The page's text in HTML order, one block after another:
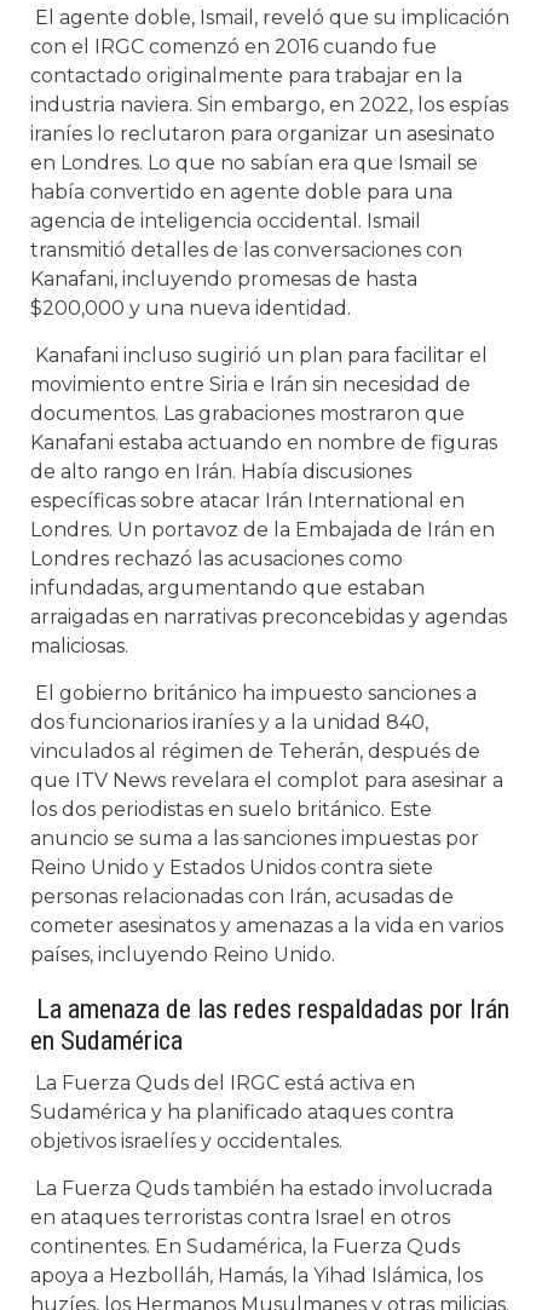
El agente doble, Ismail, reveló que su implicación
con el IRGC comenzó en 2016 cuando fue
contactado originalmente para trabajar en la
industria naviera. Sin embargo, en 2022, los espías
iraníes lo reclutaron para organizar un asesinato
en Londres. Lo que no sabían era que Ismail se
había convertido en agente doble para una
agencia de inteligencia occidental. Ismail
transmitió detalles de las conversaciones con
Kanafani, incluyendo promesas de hasta
$200,000 y una nueva identidad.
Kanafani incluso sugirió un plan para facilitar el
movimiento entre Siria e Irán sin necesidad de
documentos. Las grabaciones mostraron que
Kanafani estaba actuando en nombre de figuras
de alto rango en Irán. Había discusiones
específicas sobre atacar Irán International en
Londres. Un portavoz de la Embajada de Irán en
Londres rechazó las acusaciones como
infundadas, argumentando que estaban
arraigadas en narrativas preconcebidas y agendas
maliciosas.
El gobierno británico ha impuesto sanciones a
dos funcionarios iraníes y a la unidad 840,
vinculados al régimen de Teherán, después de
que ITV News revelara el complot para asesinar a
los dos periodistas en suelo británico. Este
anuncio se suma a las sanciones impuestas por
Reino Unido y Estados Unidos contra siete
personas relacionadas con Irán, acusadas de
cometer asesinatos y amenazas a la vida en varios
países, incluyendo Reino Unido.
La amenaza de las redes respaldadas por Irán
en Sudamérica
La Fuerza Quds del IRGC está activa en
Sudamérica y ha planificado ataques contra
objetivos israelíes y occidentales.
La Fuerza Quds también ha estado involucrada
en ataques terroristas contra Israel en otros
continentes. En Sudamérica, la Fuerza Quds
apoya a Hezbolláh, Hamás, la Yihad Islámica, los
huzíes, los Hermanos Musulmanes y otras milicias.